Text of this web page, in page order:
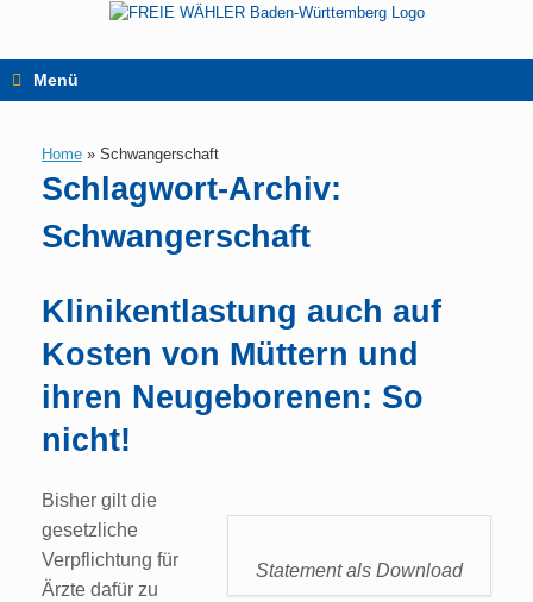
springen
Menü
Home » Schwangerschaft
Schlagwort-Archiv:
Schwangerschaft
Klinikentlastung auch auf
Kosten von Müttern und
ihren Neugeborenen: So
nicht!
Statement als Download
Bisher gilt die
gesetzliche
Verpflichtung für
Ärzte dafür zu